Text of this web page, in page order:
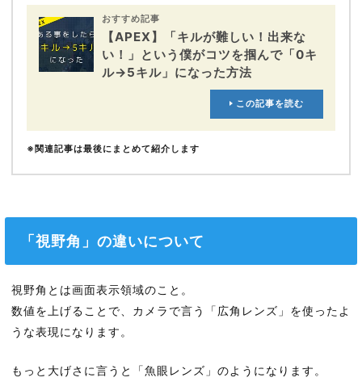
おすすめ記事
【APEX】「キルが難しい！出来な
い！」という僕がコツを掴んで「0キ
ル→5キル」になった方法
この記事を読む
※関連記事は最後にまとめて紹介します
「視野角」の違いについて
視野角とは画面表示領域のこと。
数値を上げることで、カメラで言う「広角レンズ」を使ったよ
うな表現になります。
もっと大げさに言うと「魚眼レンズ」のようになります。